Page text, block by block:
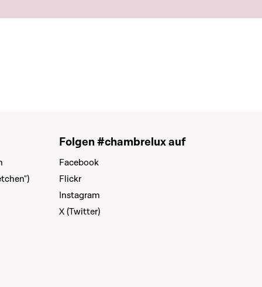
Folgen #chambrelux auf
Facebook
Flickr
Instagram
X (Twitter)